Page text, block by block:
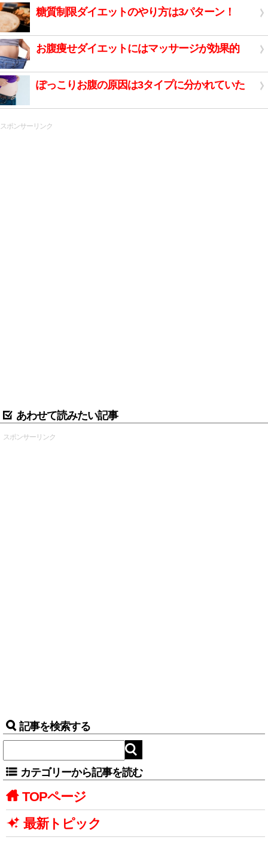
糖質制限ダイエットのやり方は3パターン！
お腹痩せダイエットにはマッサージが効果的
ぽっこりお腹の原因は3タイプに分かれていた
スポンサーリンク
あわせて読みたい記事
スポンサーリンク
記事を検索する
カテゴリーから記事を読む
TOPページ
最新トピック